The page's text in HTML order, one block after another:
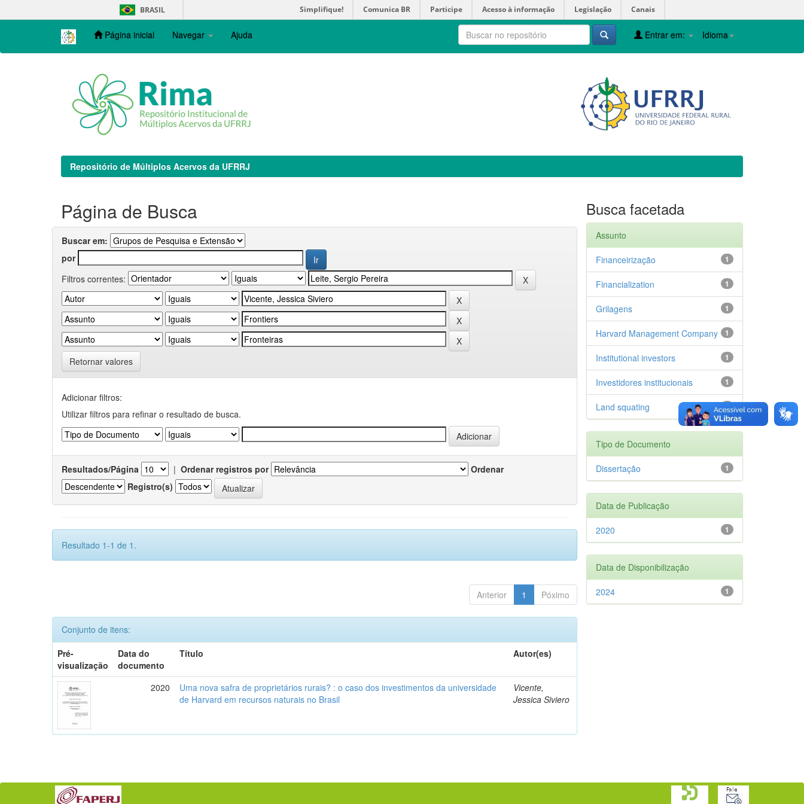
navigation
BRASIL Simplifique! Comunica BR Participe Acesso à informação Legislação Canais
Página inicial Navegar Ajuda Idioma
Entrar em:
Repositório de Múltiplos Acervos da UFRRJ
Página de Busca
Buscar em:
por
Filtros correntes:
Retornar valores
Adicionar filtros:
Utilizar filtros para refinar o resultado de busca.
Resultados/Página | Ordenar registros por
Ordenar
Registro(s)
Resultado 1-1 de 1.
Anterior 1 Póximo
Conjunto de itens:
Pré-
visualização
Data do
documento
Título Autor(es)
2020
Uma nova safra de proprietários rurais? : o caso dos investimentos da universidade
de Harvard em recursos naturais no Brasil
Vicente,
Jessica Siviero
Busca facetada
Assunto
1
Financeirização
1
Financialization
1
Grilagens
1
Harvard Management Company
1
Institutional investors
1
Investidores institucionais
1
Land squating
Tipo de Documento
1
Dissertação
Data de Publicação
1
2020
Data de Disponibilização
1
2024